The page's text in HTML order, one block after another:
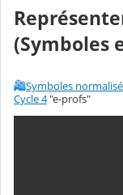
(Symboles
Symboles
Cycle 4"e-profs"